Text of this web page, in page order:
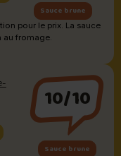
Sauce brune
pour le prix. La sauce
au fromage.
10/10
Sauce brune